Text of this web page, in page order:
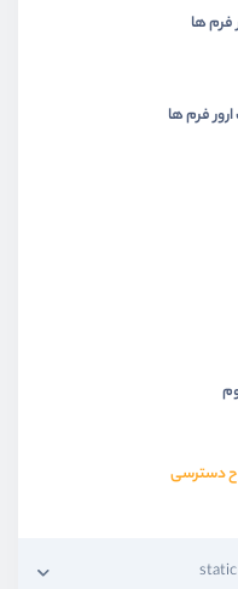
فرم ها
فرم ها
دسترسی